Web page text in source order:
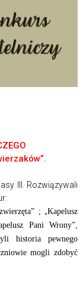
III. Rozwiązywali
; „Kapelusz
Pani Wrony”,
historia pewnego
mogli zdobyć